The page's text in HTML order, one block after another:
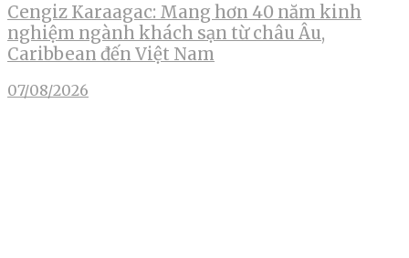
Cengiz Karaagac: Mang hơn 40 năm kinh
nghiệm ngành khách sạn từ châu Âu,
Caribbean đến Việt Nam
07/08/2026